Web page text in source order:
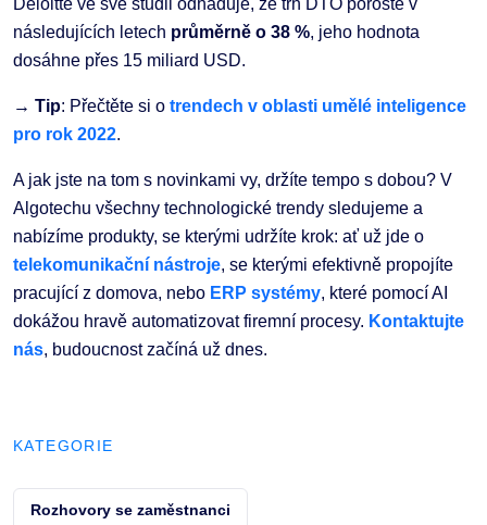
následujících letech průměrně o 38 %, jeho hodnota
dosáhne přes 15 miliard USD.
→ Tip: Přečtěte si o trendech v oblasti umělé inteligence
pro rok 2022.
A jak jste na tom s novinkami vy, držíte tempo s dobou? V
Algotechu všechny technologické trendy sledujeme a
nabízíme produkty, se kterými udržíte krok: ať už jde o
telekomunikační nástroje, se kterými efektivně propojíte
pracující z domova, nebo ERP systémy, které pomocí AI
dokážou hravě automatizovat firemní procesy. Kontaktujte
nás, budoucnost začíná už dnes.
KATEGORIE
Rozhovory se zaměstnanci